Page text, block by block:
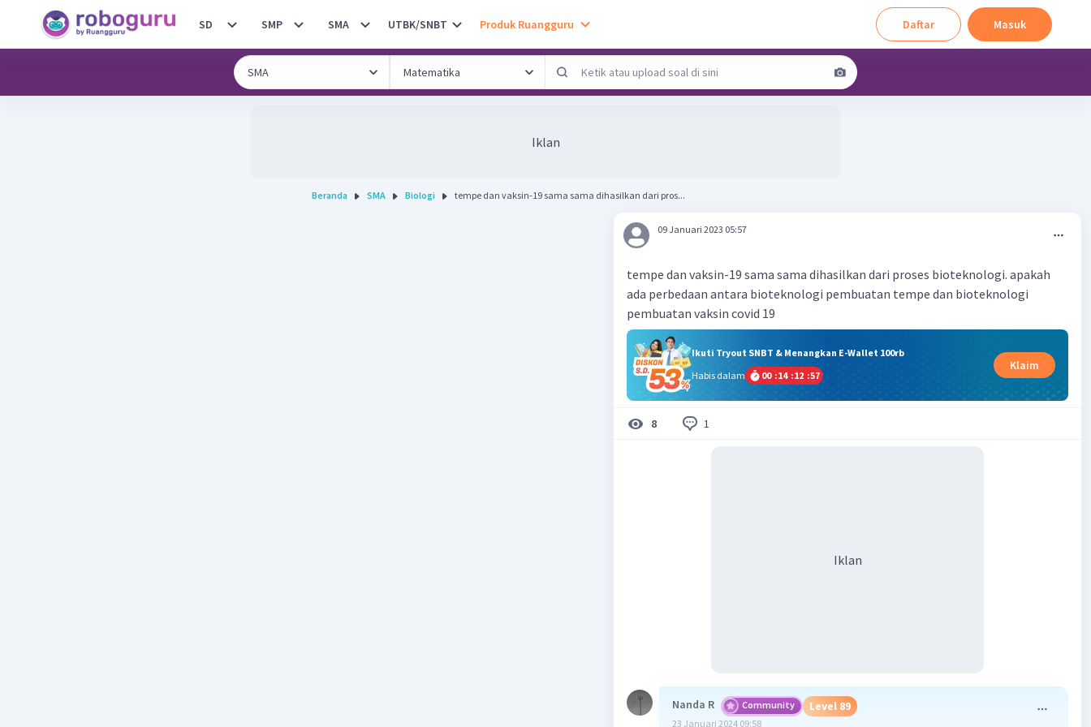
SD SMP SMA UTBK/SNBT Produk Ruangguru Daftar Masuk
Iklan
Beranda SMA Biologi tempe dan vaksin-19 sama sama dihasilkan dari pros...
09 Januari 2023 05:57
tempe dan vaksin-19 sama sama dihasilkan dari proses bioteknologi. apakah
ada perbedaan antara bioteknologi pembuatan tempe dan bioteknologi
pembuatan vaksin covid 19
Ikuti Tryout SNBT & Menangkan E-Wallet 100rb
Habis dalam
00 :14 :12 :56
Klaim
8 1
Iklan
Nanda R Community Level 89
23 Januari 2024 09:58